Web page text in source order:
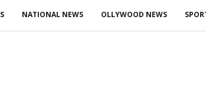
NATIONAL NEWS OLLYWOOD NEWS